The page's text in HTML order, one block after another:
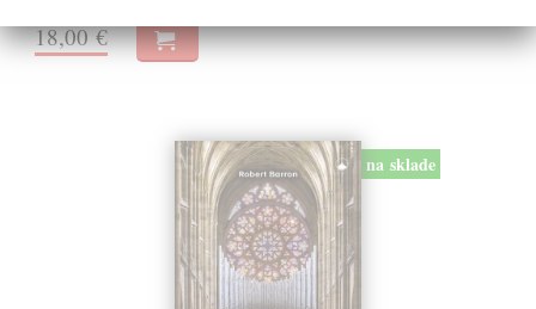
18,00 €
na sklade